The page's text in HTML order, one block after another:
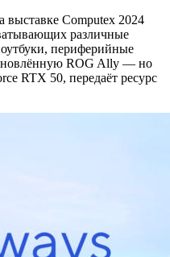
выставке Computex 2024
различные
периферийные
ROG Ally — но
RTX 50, передаёт ресурс